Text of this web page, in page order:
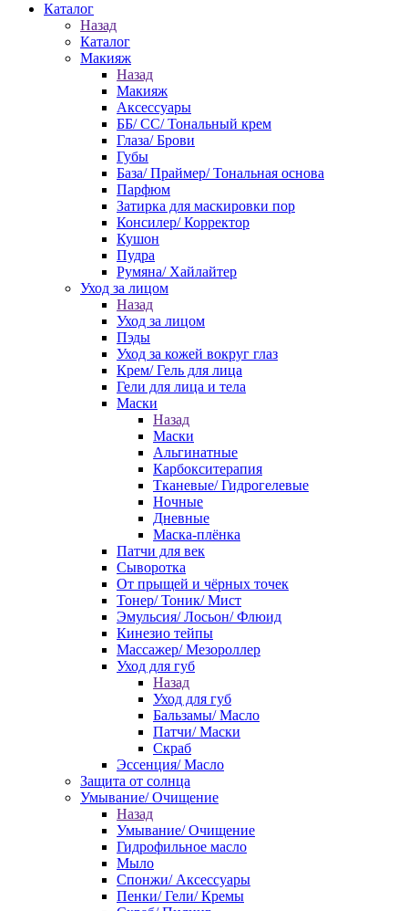
Каталог
Назад
Каталог
Макияж
Назад
Макияж
Аксессуары
ББ/ СС/ Тональный крем
Глаза/ Брови
Губы
База/ Праймер/ Тональная основа
Парфюм
Затирка для маскировки пор
Консилер/ Корректор
Кушон
Пудра
Румяна/ Хайлайтер
Уход за лицом
Назад
Уход за лицом
Пэды
Уход за кожей вокруг глаз
Крем/ Гель для лица
Гели для лица и тела
Маски
Назад
Маски
Альгинатные
Карбокситерапия
Тканевые/ Гидрогелевые
Ночные
Дневные
Маска-плёнка
Патчи для век
Сыворотка
От прыщей и чёрных точек
Тонер/ Тоник/ Мист
Эмульсия/ Лосьон/ Флюид
Кинезио тейпы
Массажер/ Мезороллер
Уход для губ
Назад
Уход для губ
Бальзамы/ Масло
Патчи/ Маски
Скраб
Эссенция/ Масло
Защита от солнца
Умывание/ Очищение
Назад
Умывание/ Очищение
Гидрофильное масло
Мыло
Спонжи/ Аксессуары
Пенки/ Гели/ Кремы